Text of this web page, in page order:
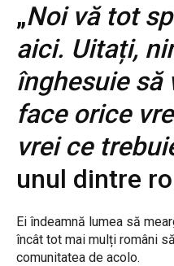
„Noi vă tot
aici. Uitați,
înghesuie să
face orice
vrei ce
unul dintre
Ei îndeamnă lumea să
încât tot mai mulți români
comunitatea de acolo.